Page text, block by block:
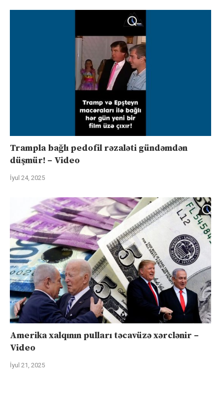
Trampla bağlı pedofil rəzaləti gündəmdən
düşmür! – Video
İyul 24, 2025
Amerika xalqının pulları təcavüzə xərclənir –
Video
İyul 21, 2025